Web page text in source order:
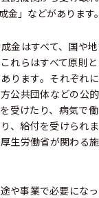
金」などがあります。
金はすべて、国や地
れらはすべて原則
ります。それぞれ
公共団体などの公
受けたり、病気で
、給付を受けられ
生労働省が関わる
や事業で必要にな